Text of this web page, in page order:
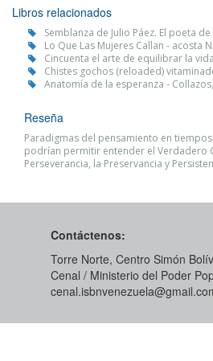
Libros relacionados
Semblanza de Julio Páez. El poeta
Lo Que Las Mujeres Callan - acosta
Cincuenta el arte de equilibrar la
Chistes gochos (reloaded)
Anatomía de la esperanza -
Reseña
Paradigmas del pensamiento en
podrían permitir entender el Verdadero
Perseverancia, la Preservancia y
Contáctenos:
Torre Norte, Centro Simón
Cenal / Ministerio del Poder